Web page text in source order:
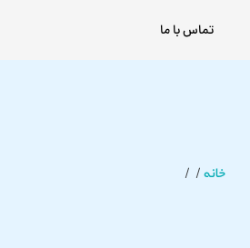
تماس با ما
خانه/ /